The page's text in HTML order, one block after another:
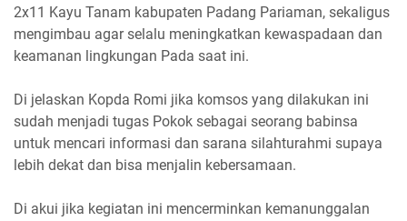
2x11 Kayu Tanam kabupaten Padang Pariaman, sekaligus
mengimbau agar selalu meningkatkan kewaspadaan dan
keamanan lingkungan Pada saat ini.
Di jelaskan Kopda Romi jika komsos yang dilakukan ini
sudah menjadi tugas Pokok sebagai seorang babinsa
untuk mencari informasi dan sarana silahturahmi supaya
lebih dekat dan bisa menjalin kebersamaan.
Di akui jika kegiatan ini mencerminkan kemanunggalan